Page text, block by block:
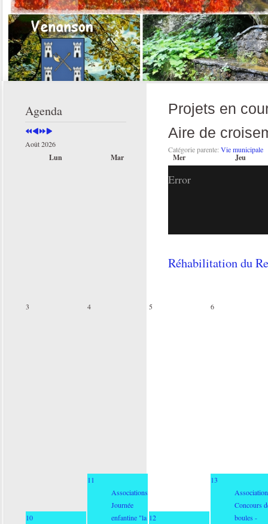
Agenda
Année
MoisAnnée
Mois
Août 2026
Lun Mar Mer Jeu
3 4 5 6
10
11
Associations
Journée
enfantine "la 12
13
Concours
boules -
Projets en
Aire de
Catégorie parente:Vie municipale
Error
Réhabilitation du